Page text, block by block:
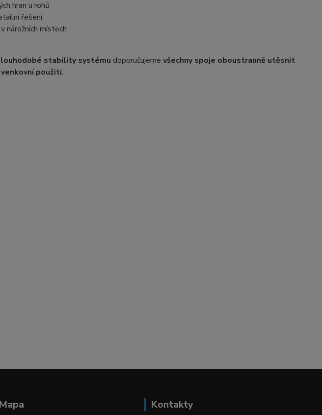
hran u rohů
řešení
nárožních místech
stability systému doporučujeme všechny spoje oboustranně utěsnit
použití.
Mapa Kontakty